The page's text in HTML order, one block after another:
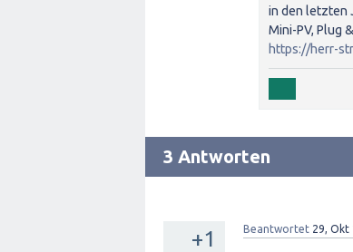
in den letzten
Mini-PV, Plug
https://herr-
3 Antworten
+1 Beantwortet 29, Okt